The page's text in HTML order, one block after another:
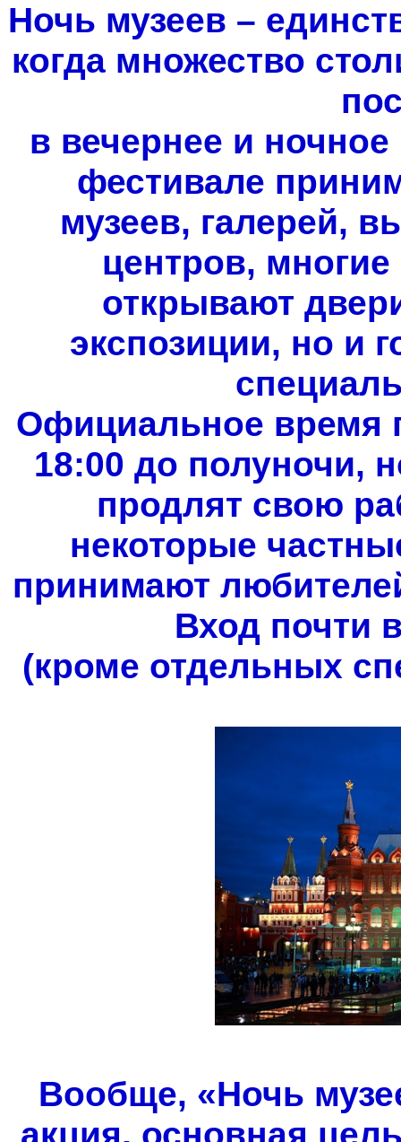
Ночь музеев –
когда множество
в вечернее и
фестивале
музеев, галерей,
центров,
открывают
экспозиции, но и
Официальное время
18:00 до полуночи,
продлят свою
некоторые
принимают
Вход почти
(кроме отдельных
Вообще, «Ночь